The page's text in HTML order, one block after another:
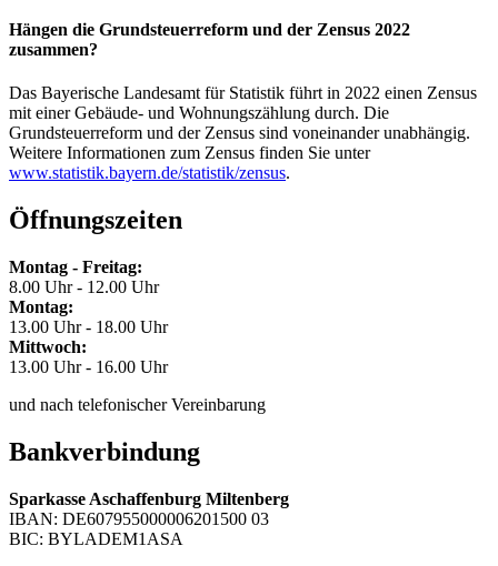
Hängen die Grundsteuerreform und der Zensus 2022
zusammen?
Das Bayerische Landesamt für Statistik führt in 2022 einen Zensus
mit einer Gebäude- und Wohnungszählung durch. Die
Grundsteuerreform und der Zensus sind voneinander unabhängig.
Weitere Informationen zum Zensus finden Sie unter
www.statistik.bayern.de/statistik/zensus.
Öffnungszeiten
Montag - Freitag:
8.00 Uhr - 12.00 Uhr
Montag:
13.00 Uhr - 18.00 Uhr
Mittwoch:
13.00 Uhr - 16.00 Uhr
und nach telefonischer Vereinbarung
Bankverbindung
Sparkasse Aschaffenburg Miltenberg
IBAN: DE607955000006201500 03
BIC: BYLADEM1ASA